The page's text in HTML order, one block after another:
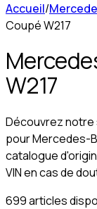
Accueil/
Coupé W217
W217
Découvrez notre
pour Mercedes-
catalogue
VIN en cas de
699articles